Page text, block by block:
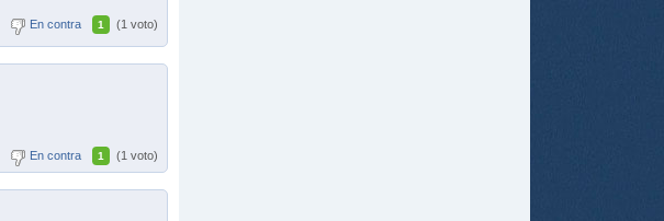
En contra 1 (1 voto)
En contra 1 (1 voto)